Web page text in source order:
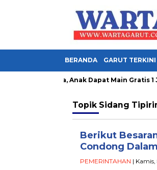
BERANDA GARUT TERKINI
Garut Dibuka, Anak Dapat Main Gratis 1 Jam
Topik Sidang
Berikut
Condong
PEMERINTAHAN |